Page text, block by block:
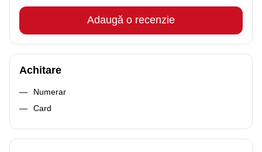
Adaugă o recenzie
Achitare
Numerar
Card